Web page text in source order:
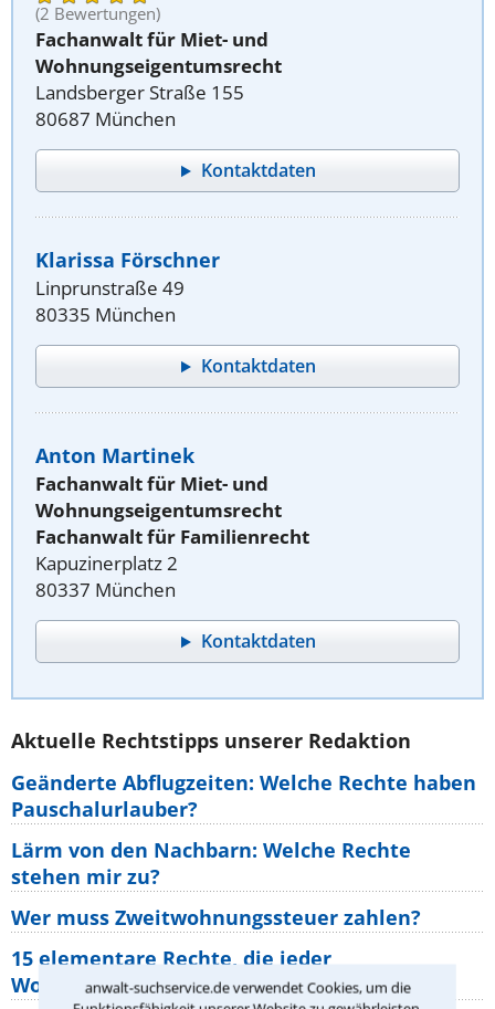
anwalt-suchservice.de verwendet Cookies, um die
(2 Bewertungen)
Fachanwalt für Miet- und
Wohnungseigentumsrecht
Landsberger Straße 155
80687 München
Kontaktdaten
Klarissa Förschner
Linprunstraße 49
80335 München
Kontaktdaten
Anton Martinek
Fachanwalt für Miet- und
Wohnungseigentumsrecht
Fachanwalt für Familienrecht
Kapuzinerplatz 2
80337 München
Kontaktdaten
Aktuelle Rechtstipps unserer Redaktion
Geänderte Abflugzeiten: Welche Rechte haben
Pauschalurlauber?
Lärm von den Nachbarn: Welche Rechte
stehen mir zu?
Wer muss Zweitwohnungssteuer zahlen?
15 elementare Rechte, die jeder
Wohnungseigentümer kennen sollte